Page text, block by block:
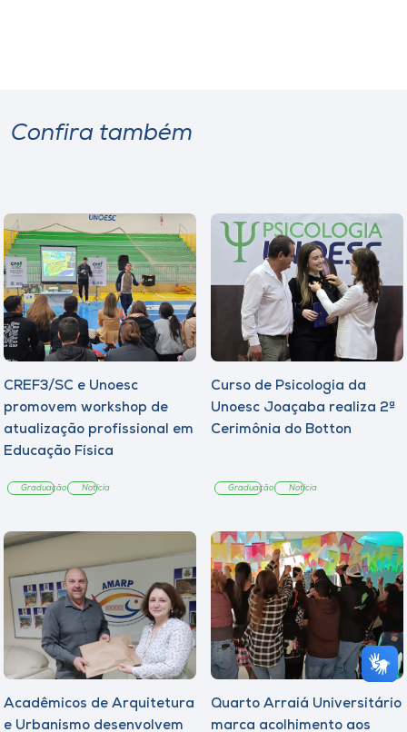
Confira também
CREF3/SC e Unoesc
promovem workshop de
atualização profissional em
Educação Física
Graduação Notícia
Curso de Psicologia da
Unoesc Joaçaba realiza 2ª
Cerimônia do Botton
Graduação Notícia
Acadêmicos de Arquitetura
e Urbanismo desenvolvem
Quarto Arraiá Universitário
marca acolhimento aos